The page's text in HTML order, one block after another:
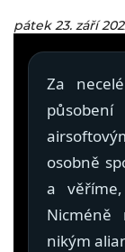
Granáty /
Plyny a
příslušenství
Outdoorová
& Taktická
Merch
pátek 23. září
Za
osobně
a
nikým